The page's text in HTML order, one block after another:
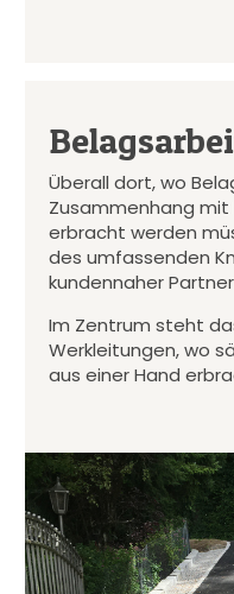
Überall dort, wo
Zusammenhang mit
erbracht werden
des umfassenden
kundennaher
Im Zentrum steht
Werkleitungen, wo
aus einer Hand